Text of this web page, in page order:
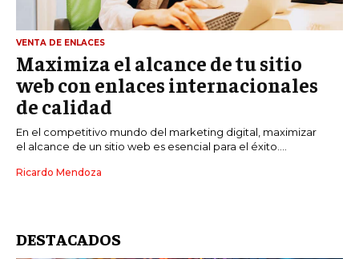
VENTA DE ENLACES
Maximiza el alcance de tu sitio
web con enlaces internacionales
de calidad
En el competitivo mundo del marketing digital, maximizar
el alcance de un sitio web es esencial para el éxito....
Ricardo Mendoza
DESTACADOS